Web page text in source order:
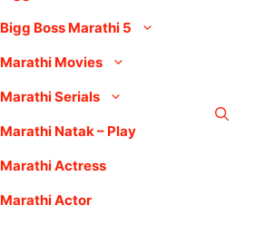
Bigg Boss Marathi 5
Marathi Movies
Marathi Serials
Marathi Natak – Play
Marathi Actress
Marathi Actor